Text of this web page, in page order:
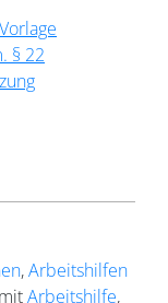
Vorlage
§ 22
,Arbeitshilfen
Arbeitshilfe,